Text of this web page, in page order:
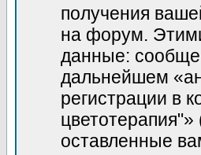
получения
на форум.
данные:
дальнейшем
регистрации в
оставленные